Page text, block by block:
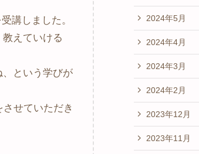
講しました。
えていける
という学びが
せていただき
2024年5月
2024年4月
2024年3月
2024年2月
2023年12月
2023年11月